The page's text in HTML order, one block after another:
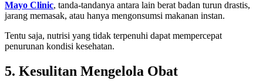
Mayo Clinic, tanda-tandanya antara lain berat badan turun drastis,
jarang memasak, atau hanya mengonsumsi makanan instan.
Tentu saja, nutrisi yang tidak terpenuhi dapat mempercepat
penurunan kondisi kesehatan.
5. Kesulitan Mengelola Obat